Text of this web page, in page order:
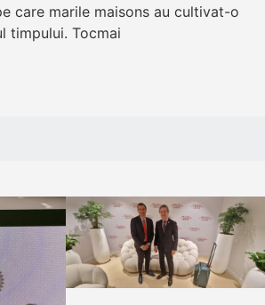
care marile maisons au cultivat-o
timpului. Tocmai